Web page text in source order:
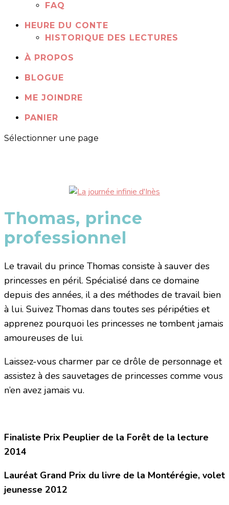
FAQ
HEURE DU CONTE
HISTORIQUE DES LECTURES
À PROPOS
BLOGUE
ME JOINDRE
PANIER
Sélectionner une page
Thomas, prince
professionnel
Le travail du prince Thomas consiste à sauver des
princesses en péril. Spécialisé dans ce domaine
depuis des années, il a des méthodes de travail bien
à lui. Suivez Thomas dans toutes ses péripéties et
apprenez pourquoi les princesses ne tombent jamais
amoureuses de lui.
Laissez-vous charmer par ce drôle de personnage et
assistez à des sauvetages de princesses comme vous
n’en avez jamais vu.
Finaliste Prix Peuplier de la Forêt de la lecture
2014
Lauréat Grand Prix du livre de la Montérégie, volet
jeunesse 2012